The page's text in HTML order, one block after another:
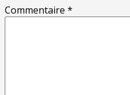
Commentaire *